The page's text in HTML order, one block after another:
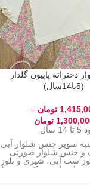
دخترانه پاپیون گلدار
(5تا14سال)
تومان –
تومان
سوپر جنس شلوار آبی
و جنس شلوار صورتی
ست آبی، شیری و بلوز
نباتی است تکه دوزی با